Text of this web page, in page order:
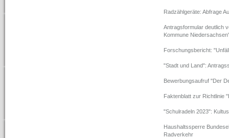
Radzählgeräte: Abfrage
Antragsformular deutlich
Kommune
Forschungsbericht:
"Stadt und Land":
Bewerbungsaufruf "Der
Faktenblatt zur Richtlinie
"Schulradeln 2023":
Haushaltssperre
Radverkehr